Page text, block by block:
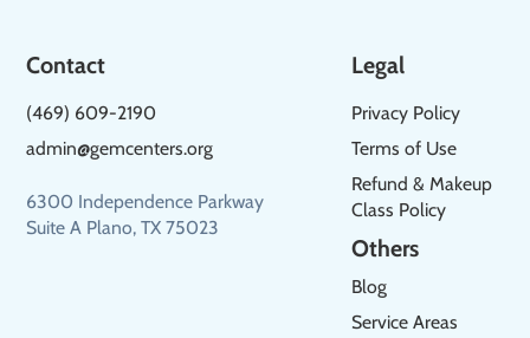
Contact
(469) 609-2190
admin@gemcenters.org
6300 Independence Parkway
Suite A Plano, TX 75023
Legal
Privacy Policy
Terms of Use
Refund & Makeup
Class Policy
Others
Blog
Service Areas